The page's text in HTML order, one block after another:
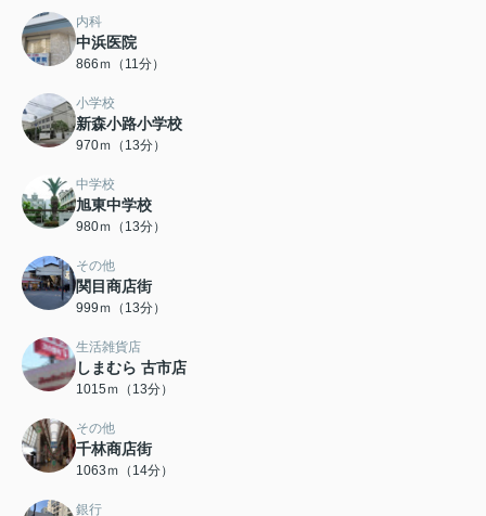
内科
中浜医院
866ｍ（11分）
小学校
新森小路小学校
970ｍ（13分）
中学校
旭東中学校
980ｍ（13分）
その他
関目商店街
999ｍ（13分）
生活雑貨店
しまむら 古市店
1015ｍ（13分）
その他
千林商店街
1063ｍ（14分）
銀行